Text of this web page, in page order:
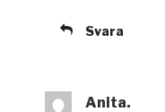
Svara
Anita.